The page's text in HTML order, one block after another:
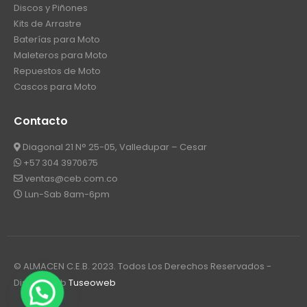
Discos y Piñones
Kits de Arrastre
Baterías para Moto
Maleteros para Moto
Repuestos de Moto
Cascos para Moto
Contacto
Diagonal 21 N° 25-05, Valledupar – Cesar
+57 304 3970675
ventas@ceb.com.co
Lun-Sab 8am-6pm
© ALMACEN C.E.B. 2023. Todos Los Derechos Reservados -
Diseño web Tuseoweb